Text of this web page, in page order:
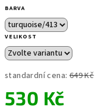
BARVA
VELIKOST
standardní cena: 649 Kč
530 Kč